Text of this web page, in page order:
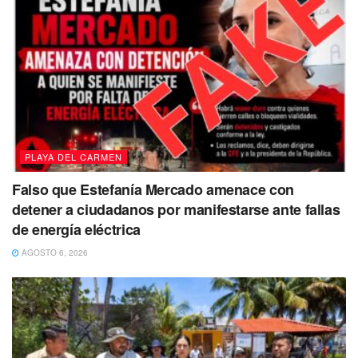
Ingenieros para que participen en el análisis del proyecto,
de este modo se prevé que los trabajos se puedan iniciar a
finales de marzo e inaugurar el próximo 28 de julio, fecha
en que se celebra el 30 aniversario del municipio.
Ahora bien, una gran parte de este gran proyecto en
beneficio de los ciudadanos, contempla a la vegetación
que será colocada en la nueva plaza, por ello; la munícipe
ha convocado a sectores enfocados en el cuidado
PLAYA DEL CARMEN
Falso que Estefanía Mercado amenace con
detener a ciudadanos por manifestarse ante fallas
de energía eléctrica
AGOSTO 6, 2026